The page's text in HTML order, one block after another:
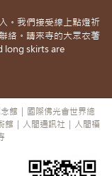
。我們接受線上點燈祈
絡。請來寺的大眾衣著
long skirts are
館
國際佛光會世界總
館 人間通訊社
人間福